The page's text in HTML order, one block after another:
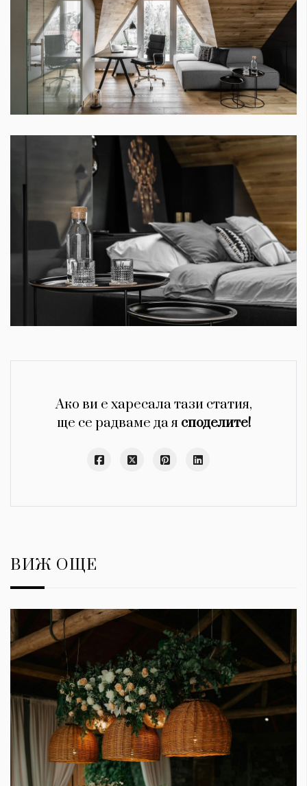
Ако ви е харесала тази статия,
ще се радваме да я споделите!
ВИЖ ОЩЕ